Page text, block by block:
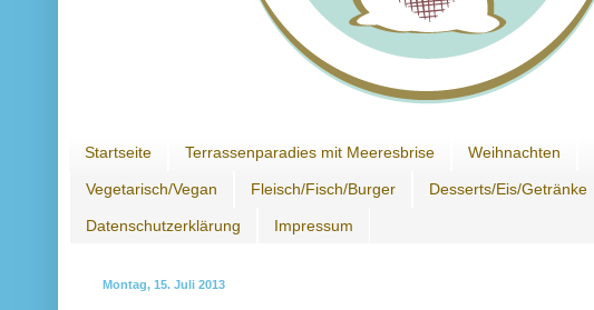
Startseite Terrassenparadies mit Meeresbrise Weihnachten
Vegetarisch/Vegan Fleisch/Fisch/Burger Desserts/Eis/Getränke
Datenschutzerklärung Impressum
Montag, 15. Juli 2013